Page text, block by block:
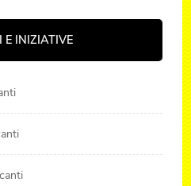
E INIZIATIVE